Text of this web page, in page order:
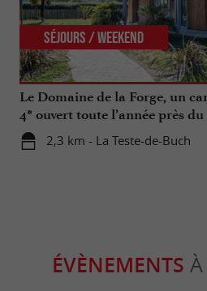
Le Domaine de la Forge, un
4* ouvert toute l’année près
d’Arcachon
2,3 km - La Teste-de-Buch
Séjours / Weekend
ÉVÈNEMENTS